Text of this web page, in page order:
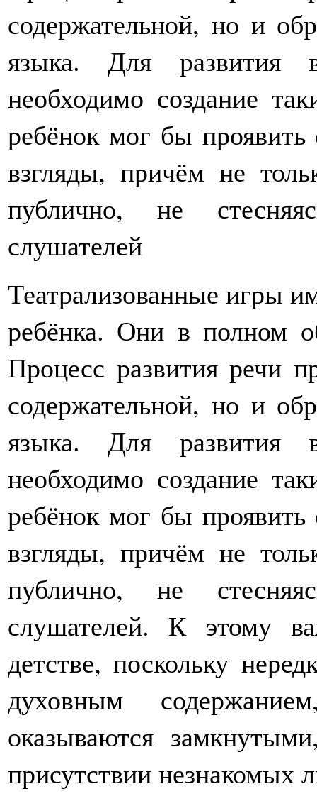
содержательной, но и
языка. Для развития
необходимо создание
ребёнок мог бы
взгляды, причём не
публично, не
слушателей
Театрализованные игры
ребёнка. Они в полном
Процесс развития речи
содержательной, но и
языка. Для развития
необходимо создание
ребёнок мог бы
взгляды, причём не
публично, не
слушателей. К этому
детстве, поскольку
духовным
оказываются
присутствии незнакомых